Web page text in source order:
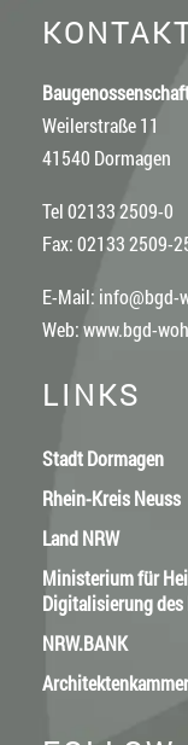
Weilerstraße 11
41540 Dormagen
Tel 02133 2509-0
Fax: 02133 2509-
E-Mail: info@bgd-
Web:www.bgd-
LINKS
Stadt Dormagen
Rhein-Kreis Neuss
Land NRW
Ministerium für
Digitalisierung des
NRW.BANK